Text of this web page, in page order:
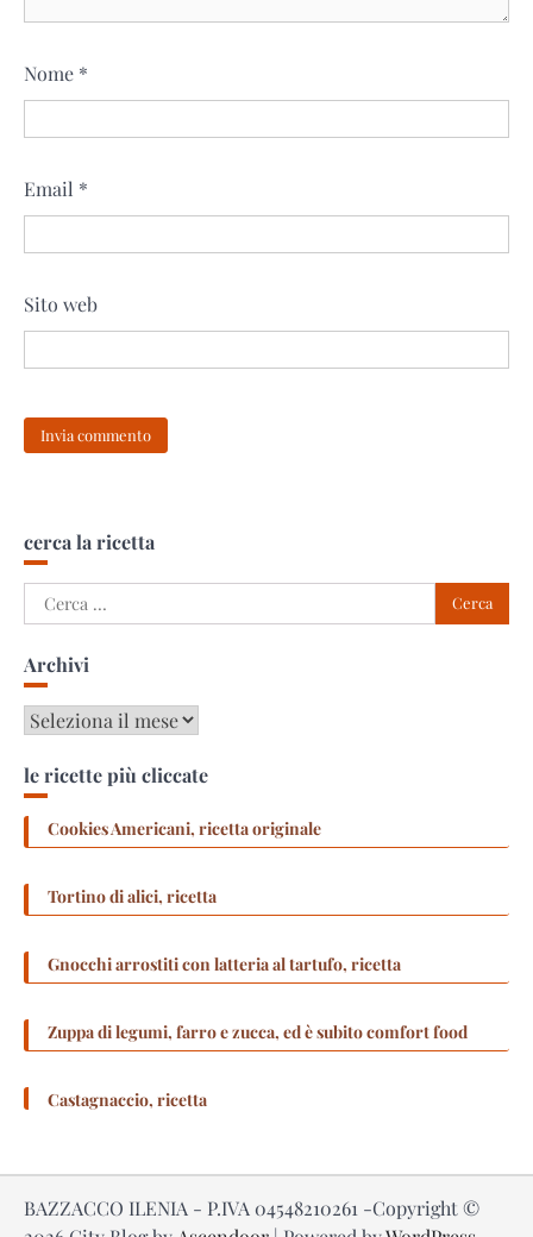
Nome *
Email *
Sito web
cerca la ricetta
Ricerca
per:
Archivi
Archivi
le ricette più cliccate
Cookies Americani, ricetta originale
Tortino di alici, ricetta
Gnocchi arrostiti con latteria al tartufo, ricetta
Zuppa di legumi, farro e zucca, ed è subito comfort food
Castagnaccio, ricetta
BAZZACCO ILENIA - P.IVA 04548210261 -Copyright ©